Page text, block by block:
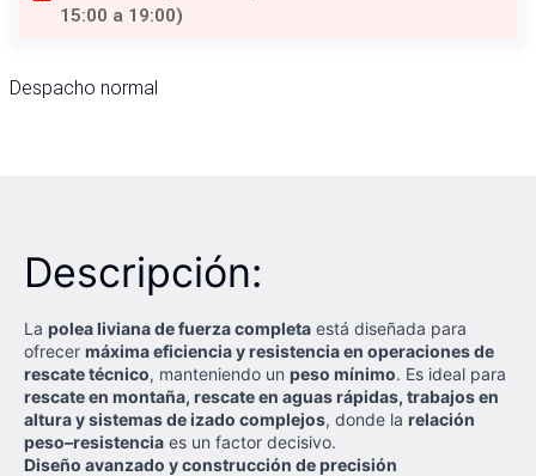
15:00 a 19:00)
Despacho normal
Descripción:
La polea liviana de fuerza completa está diseñada para
ofrecer máxima eficiencia y resistencia en operaciones de
rescate técnico, manteniendo un peso mínimo. Es ideal para
rescate en montaña, rescate en aguas rápidas, trabajos en
altura y sistemas de izado complejos, donde la relación
peso–resistencia es un factor decisivo.
Diseño avanzado y construcción de precisión